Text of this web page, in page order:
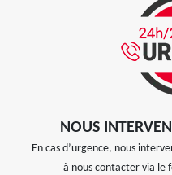
NOUS
En cas d’urgence, nous
à nous contacter via le